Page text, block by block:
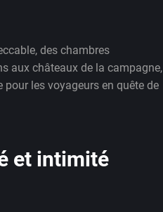
des chambres
aux châteaux de la campagne,
les voyageurs en quête de
et intimité